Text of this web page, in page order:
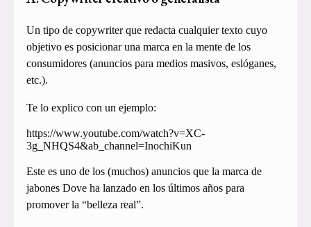
Un tipo de copywriter que redacta cualquier texto cuyo
objetivo es posicionar una marca en la mente de los
consumidores (anuncios para medios masivos, eslóganes,
etc.).
Te lo explico con un ejemplo:
https://www.youtube.com/watch?v=XC-
3g_NHQS4&ab_channel=InochiKun
Este es uno de los (muchos) anuncios que la marca de
jabones Dove ha lanzado en los últimos años para
promover la “belleza real”.